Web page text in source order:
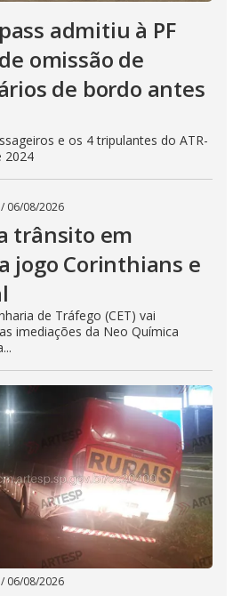
admitiu à PF
omissão de
de bordo antes
e os 4 tripulantes do ATR-
2024
/ 06/08/2026
trânsito em
jogo Corinthians e
de Tráfego (CET) vai
imediações da Neo Química
/ 06/08/2026